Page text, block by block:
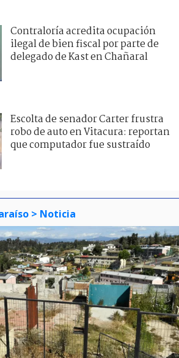
Contraloría acredita ocupación
ilegal de bien fiscal por parte de
delegado de Kast en Chañaral
Escolta de senador Carter frustra
robo de auto en Vitacura: reportan
que computador fue sustraído
> Noticia